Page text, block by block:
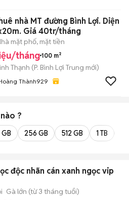
nhà MT đường Bình Lợi. Diện
Giá 40tr/tháng
mặt phố, mặt tiền
tháng 100 m²
Thạnh (P. Bình Lợi Trung mới)
Thành929
nào ?
256 GB 512 GB 1 TB
độc nhãn cán xanh ngọc vip
Gà lớn (từ 3 tháng tuổi)